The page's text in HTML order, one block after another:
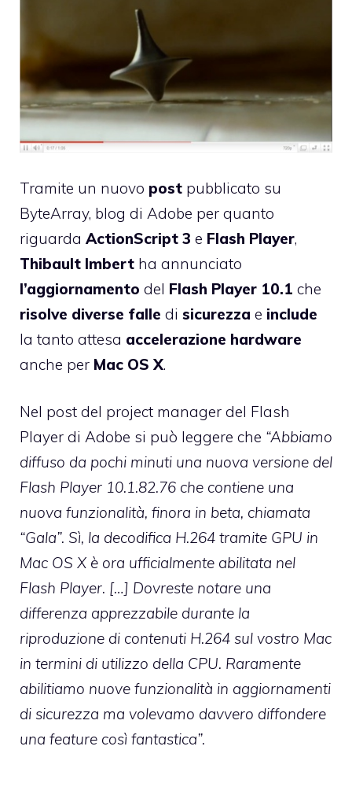
Tramite un nuovo post pubblicato su
ByteArray, blog di Adobe per quanto
riguarda ActionScript 3 e Flash Player,
Thibault Imbert ha annunciato
l’aggiornamento del Flash Player 10.1 che
risolve diverse falle di sicurezza e include
la tanto attesa accelerazione hardware
anche per Mac OS X.
Nel post del project manager del Flash
Player di Adobe si può leggere che “Abbiamo
diffuso da pochi minuti una nuova versione del
Flash Player 10.1.82.76 che contiene una
nuova funzionalità, finora in beta, chiamata
“Gala”. Sì, la decodifica H.264 tramite GPU in
Mac OS X è ora ufficialmente abilitata nel
Flash Player. […] Dovreste notare una
differenza apprezzabile durante la
riproduzione di contenuti H.264 sul vostro Mac
in termini di utilizzo della CPU. Raramente
abilitiamo nuove funzionalità in aggiornamenti
di sicurezza ma volevamo davvero diffondere
una feature così fantastica”.